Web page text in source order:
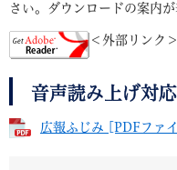
さい。ダウンロードの案内が
＜外部リンク＞
音声読み上げ対
広報ふじみ [PDFファ